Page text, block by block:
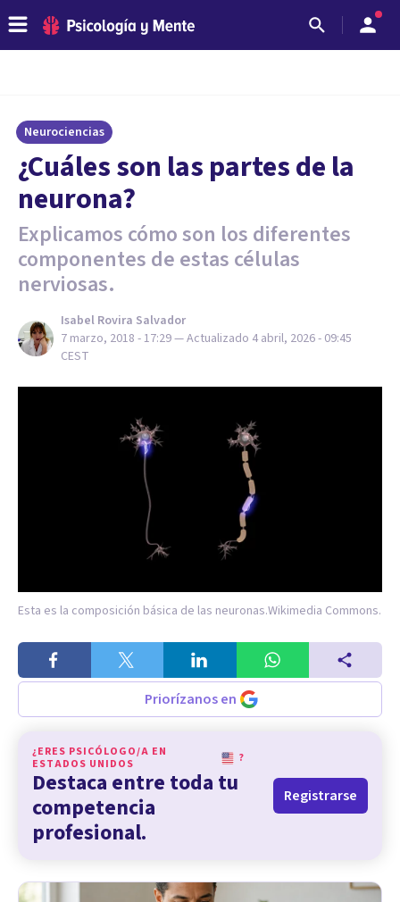
Neurociencias
¿Cuáles son las partes de la
neurona?
Explicamos cómo son los diferentes
componentes de estas células
nerviosas.
Isabel Rovira Salvador
7 marzo, 2018 - 17:29— Actualizado 4 abril, 2026 - 09:45
CEST
Esta es la composición básica de las neuronas.Wikimedia Commons.
Priorízanos en
¿ERES PSICÓLOGO/A EN
ESTADOS UNIDOS
?
Destaca entre toda tu
competencia
profesional.
Registrarse